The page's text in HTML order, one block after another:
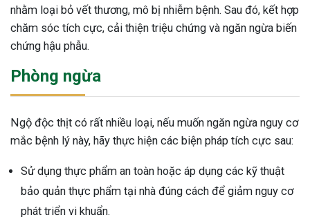
nhằm loại bỏ vết thương, mô bị nhiễm bệnh. Sau đó, kết hợp
chăm sóc tích cực, cải thiện triệu chứng và ngăn ngừa biến
chứng hậu phẫu.
Phòng ngừa
Ngộ độc thịt có rất nhiều loại, nếu muốn ngăn ngừa nguy cơ
mắc bệnh lý này, hãy thực hiện các biện pháp tích cực sau:
Sử dụng thực phẩm an toàn hoặc áp dụng các kỹ thuật
bảo quản thực phẩm tại nhà đúng cách để giảm nguy cơ
phát triển vi khuẩn.